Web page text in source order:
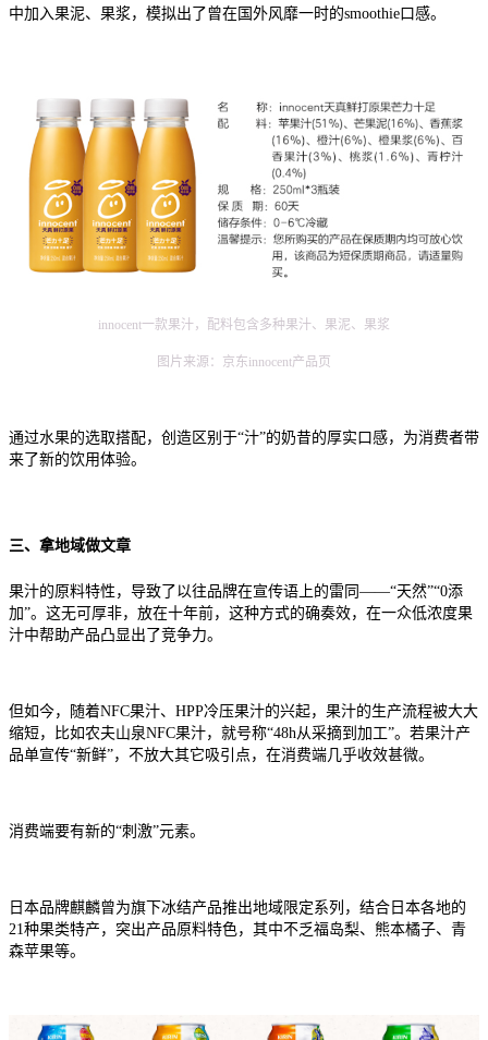
中加入果泥、果浆，模拟出了曾在国外风靡一时的smoothie口感。
innocent一款果汁，配料包含多种果汁、果泥、果浆
图片来源：京东innocent产品页
通过水果的选取搭配，创造区别于“汁”的奶昔的厚实口感，为消费者带
来了新的饮用体验。
三、拿地域做文章
果汁的原料特性，导致了以往品牌在宣传语上的雷同——“天然”“0添
加”。这无可厚非，放在十年前，这种方式的确奏效，在一众低浓度果
汁中帮助产品凸显出了竞争力。
但如今，随着NFC果汁、HPP冷压果汁的兴起，果汁的生产流程被大大
缩短，比如农夫山泉NFC果汁，就号称“48h从采摘到加工”。若果汁产
品单宣传“新鲜”，不放大其它吸引点，在消费端几乎收效甚微。
消费端要有新的“刺激”元素。
日本品牌麒麟曾为旗下冰结产品推出地域限定系列，结合日本各地的
21种果类特产，突出产品原料特色，其中不乏福岛梨、熊本橘子、青
森苹果等。